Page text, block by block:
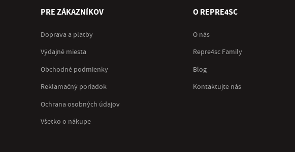
PRE ZÁKAZNÍKOV
Doprava a platby
Výdajné miesta
Obchodné podmienky
Reklamačný poriadok
Ochrana osobných údajov
Všetko o nákupe
O REPRE4SC
O nás
Repre4sc Family
Blog
Kontaktujte nás